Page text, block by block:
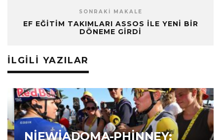
SONRAKI MAKALE
EF EĞITIM TAKIMLARI ASSOS İLE YENI BIR
DÖNEME GIRDI
İLGILI YAZILAR
NIEWIADOMA-PHINNEY: